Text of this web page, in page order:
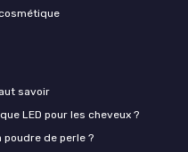
savoir
LED pour les cheveux ?
de perle ?